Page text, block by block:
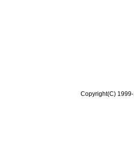
Copyright(C)